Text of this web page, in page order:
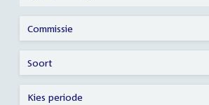
Commissie
Soort
Kies periode